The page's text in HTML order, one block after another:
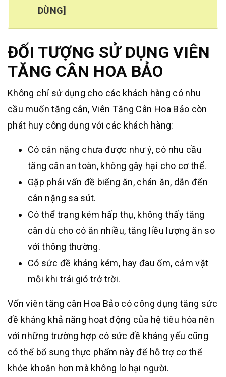
DÙNG]
ĐỐI TƯỢNG SỬ DỤNG VIÊN
TĂNG CÂN HOA BẢO
Không chỉ sử dụng cho các khách hàng có nhu
cầu muốn tăng cân, Viên Tăng Cân Hoa Bảo còn
phát huy công dụng với các khách hàng:
Có cân nặng chưa được như ý, có nhu cầu
tăng cân an toàn, không gây hại cho cơ thể.
Gặp phải vấn đề biếng ăn, chán ăn, dẫn đến
cân nặng sa sút.
Có thể trạng kém hấp thụ, không thấy tăng
cân dù cho có ăn nhiều, tăng liều lượng ăn so
với thông thường.
Có sức đề kháng kém, hay đau ốm, cảm vặt
mỗi khi trái gió trở trời.
Vốn viên tăng cân Hoa Bảo có công dụng tăng sức
đề kháng khả năng hoạt động của hệ tiêu hóa nên
với những trường hợp có sức đề kháng yếu cũng
có thể bổ sung thực phẩm này để hỗ trợ cơ thể
khỏe khoắn hơn mà không lo hại người.